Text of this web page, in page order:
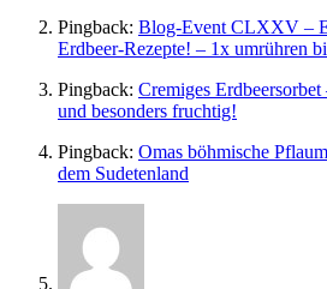
Pingback: Blog-Event CLXXV –
Erdbeer-Rezepte! – 1x umrühren
Pingback: Cremiges
und besonders fruchtig!
Pingback: Omas böhmische
dem Sudetenland